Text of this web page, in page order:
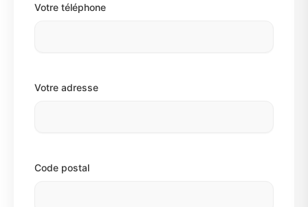
Votre téléphone
Votre adresse
Code postal